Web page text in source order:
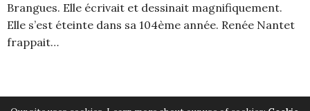
Brangues. Elle écrivait et dessinait magnifiquement.
Elle s’est éteinte dans sa 104ème année. Renée Nantet
frappait…